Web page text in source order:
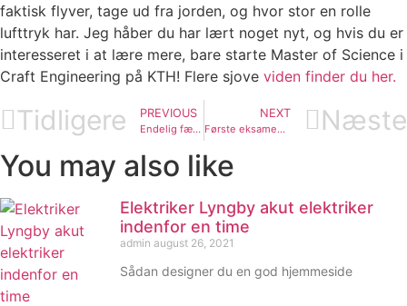
faktisk flyver, tage ud fra jorden, og hvor stor en rolle
lufttryk har. Jeg håber du har lært noget nyt, og hvis du er
interesseret i at lære mere, bare starte Master of Science i
Craft Engineering på KTH! Flere sjove viden finder du her.
Tidligere PREVIOUS
Endelig færdig med eksamener
NEXT
Første eksamen skrevet Næste
You may also like
Elektriker Lyngby akut elektriker
indenfor en time
admin august 26, 2021
Sådan designer du en god hjemmeside